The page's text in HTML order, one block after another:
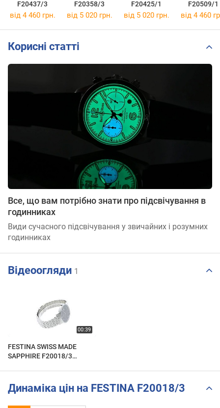
F20437/3
F20358/3
F20425/1
F20509/1
від 4 460 грн. від 5 020 грн. від 5 020 грн. від 4 460
Корисні статті
Все, що вам потрібно знати про підсвічування в
годинниках
Види сучасного підсвічування у звичайних і розумних
годинниках
Відеоогляди 1
FESTINA SWISS MADE
SAPPHIRE F20018/3
Динаміка цін на FESTINA F20018/3